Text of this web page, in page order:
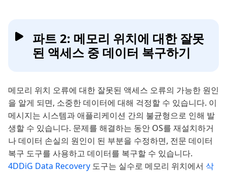
파트 2: 메모리 위치에 대한 잘못
된 액세스 중 데이터 복구하기
메모리 위치 오류에 대한 잘못된 액세스 오류의 가능한 원인
을 알게 되면, 소중한 데이터에 대해 걱정할 수 있습니다. 이
메시지는 시스템과 애플리케이션 간의 불균형으로 인해 발
생할 수 있습니다. 문제를 해결하는 동안 OS를 재설치하거
나 데이터 손실의 원인이 된 부분을 수정하면, 전문 데이터
복구 도구를 사용하고 데이터를 복구할 수 있습니다.
4DDiG Data Recovery 도구는 실수로 메모리 위치에서 삭